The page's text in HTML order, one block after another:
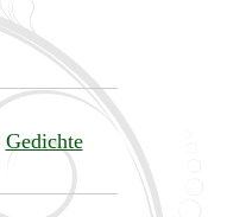
Gedichte